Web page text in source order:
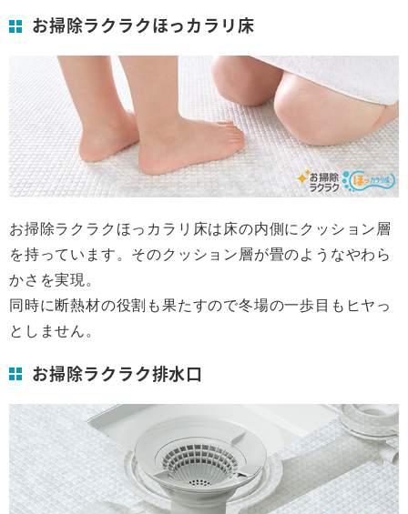
お掃除ラクラクほっカラリ床
お掃除ラクラクほっカラリ床は床の内側にクッション層
を持っています。そのクッション層が畳のようなやわら
かさを実現。
同時に断熱材の役割も果たすので冬場の一歩目もヒヤっ
としません。
お掃除ラクラク排水口